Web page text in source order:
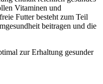
Vitaminen und
Futter besteht zum Teil
beitragen und die
zur Erhaltung gesunder